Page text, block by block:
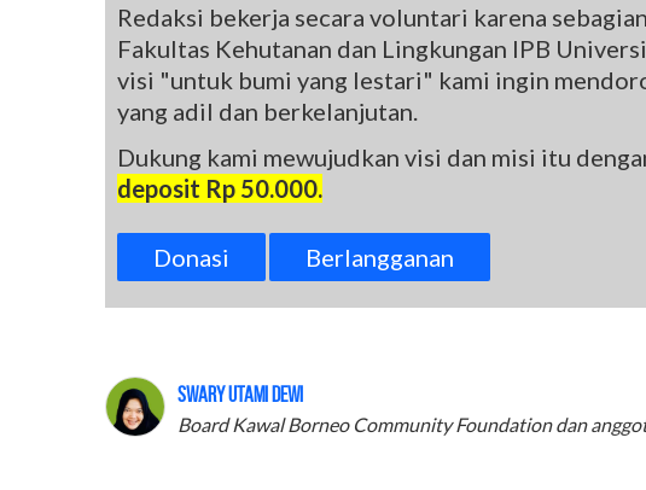
Redaksi bekerja secara voluntari karena
Fakultas Kehutanan dan Lingkungan IPB
visi "untuk bumi yang lestari" kami ingin
yang adil dan berkelanjutan.
Dukung kami mewujudkan visi dan misi itu
deposit Rp 50.000.
Donasi Berlangganan
Swary Utami Dewi
Board Kawal Borneo Community Foundation dan